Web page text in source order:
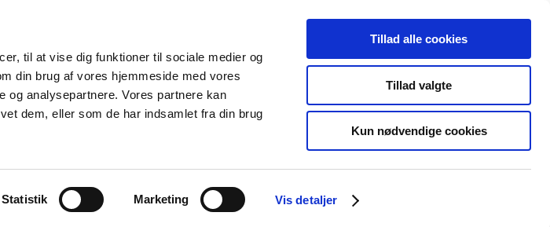
til at vise dig funktioner til sociale medier og
din brug af vores hjemmeside med vores
og analysepartnere. Vores partnere kan
dem, eller som de har indsamlet fra din brug
Statistik Marketing Vis detaljer
Tillad alle cookies
Tillad valgte
Kun nødvendige cookies
Nyheder Om os Kontakt Udgivelser
Apoteker og salg af
Medicinsk
Særlige
produktområder